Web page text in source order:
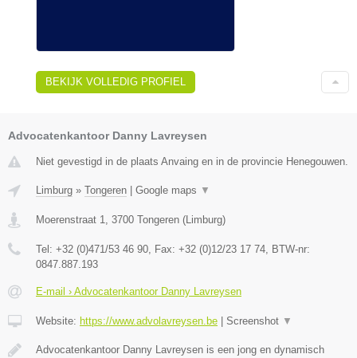
BEKIJK VOLLEDIG PROFIEL
Advocatenkantoor Danny Lavreysen
Niet gevestigd in de plaats Anvaing en in de provincie Henegouwen.
Limburg » Tongeren Google maps ▼
Moerenstraat 1, 3700 Tongeren (Limburg)
Tel: +32 (0)471/53 46 90, Fax: +32 (0)12/23 17 74, BTW-nr:
0847.887.193
E-mail › Advocatenkantoor Danny Lavreysen
Website: https://www.advolavreysen.be Screenshot ▼
Advocatenkantoor Danny Lavreysen is een jong en dynamisch